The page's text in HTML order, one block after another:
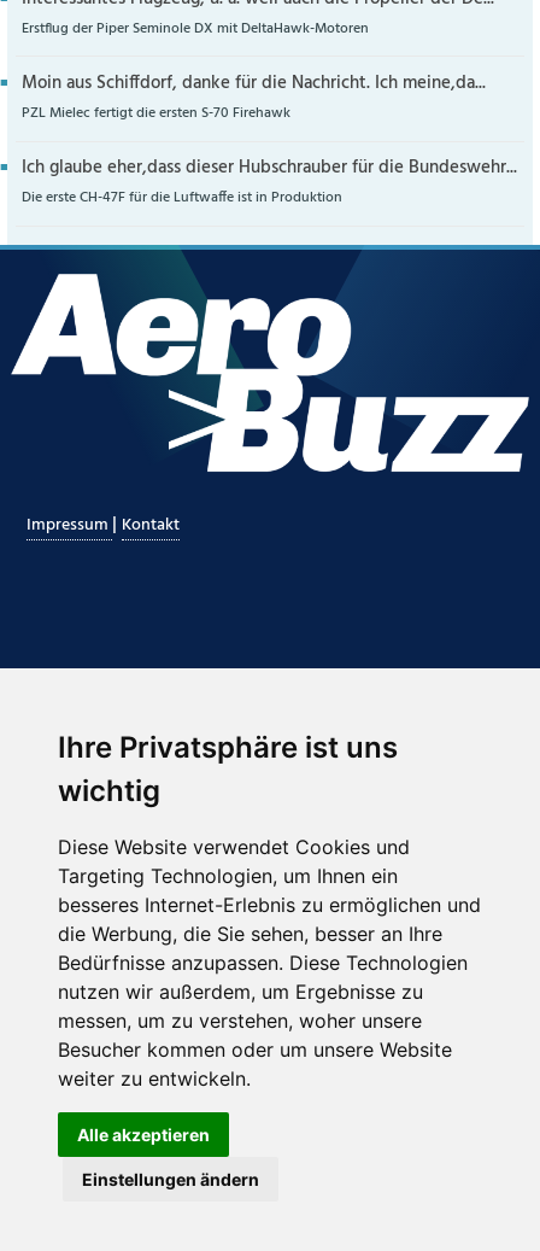
Ihre Privatsphäre ist uns
wichtig
Diese Website verwendet Cookies und
Targeting Technologien, um Ihnen ein
besseres Internet-Erlebnis zu ermöglichen und
die Werbung, die Sie sehen, besser an Ihre
Bedürfnisse anzupassen. Diese Technologien
nutzen wir außerdem, um Ergebnisse zu
messen, um zu verstehen, woher unsere
Besucher kommen oder um unsere Website
weiter zu entwickeln.
Alle akzeptieren
Einstellungen ändern
Erstflug der Piper Seminole DX mit DeltaHawk-Motoren
Moin aus Schiffdorf, danke für die Nachricht. Ich meine,da...
PZL Mielec fertigt die ersten S-70 Firehawk
Ich glaube eher,dass dieser Hubschrauber für die Bundeswehr...
Die erste CH-47F für die Luftwaffe ist in Produktion
Impressum | Kontakt
Hier finden Sie uns auch
Abonnieren Sie unseren Newsletter
Email*